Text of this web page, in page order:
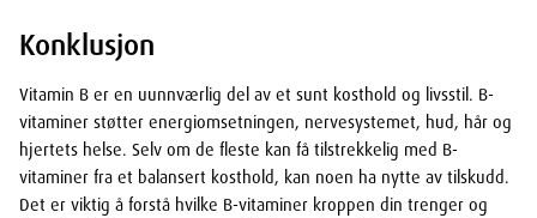
Konklusjon
Vitamin B er en uunnværlig del av et sunt kosthold og livsstil. B-
vitaminer støtter energiomsetningen, nervesystemet, hud, hår og
hjertets helse. Selv om de fleste kan få tilstrekkelig med B-
vitaminer fra et balansert kosthold, kan noen ha nytte av tilskudd.
Det er viktig å forstå hvilke B-vitaminer kroppen din trenger og